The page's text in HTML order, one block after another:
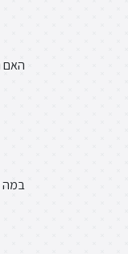
האם
במה